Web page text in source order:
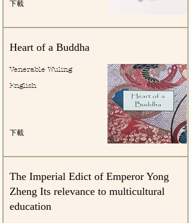
下載
Heart of a Buddha
下載
Venerable Wuling
English
The Imperial Edict of Emperor Yong
Zheng Its relevance to multicultural
education